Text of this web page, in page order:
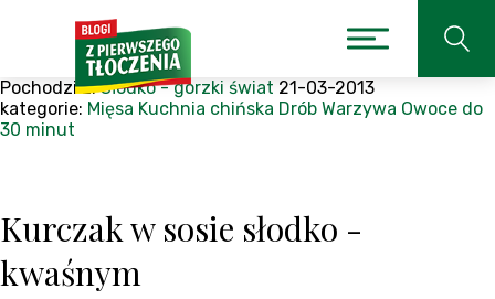
Pochodzi z:Słodko - gorzki świat 21-03-2013
kategorie: Mięsa Kuchnia chińska Drób Warzywa Owoce do
30 minut
Kurczak w sosie słodko -
kwaśnym